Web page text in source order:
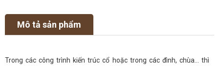
Mô tả sản phẩm
Trong các công trình kiến trúc cổ hoặc trong các đình, chùa... thì